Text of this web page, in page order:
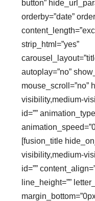
button”
orderby=”date”
strip_html=”yes”
autoplay=”no”
mouse_scroll=”no”
visibility,medium-
id=””
[fusion_title
visibility,medium-
id=””
line_height=””